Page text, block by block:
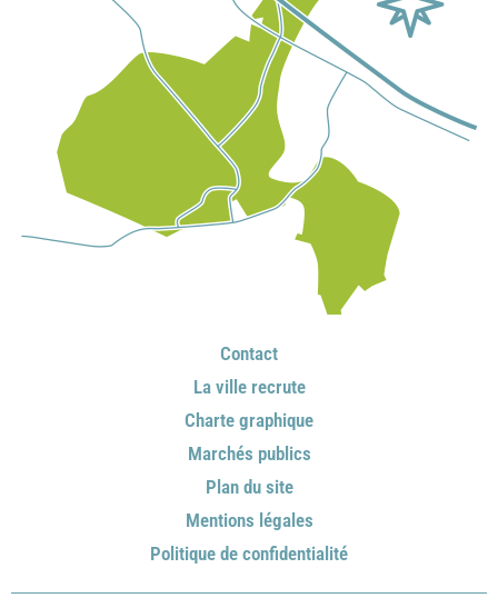
Contact
La ville recrute
Charte graphique
Marchés publics
Plan du site
Mentions légales
Politique de confidentialité